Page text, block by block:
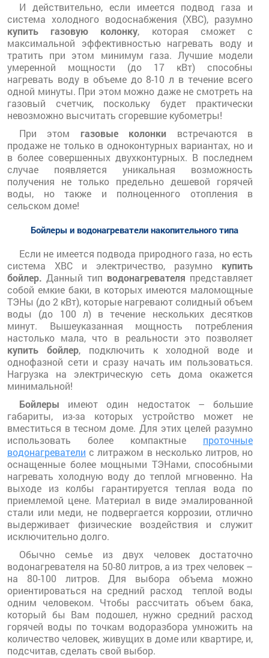
И действительно, если имеется подвод газа и
система холодного водоснабжения (ХВС), разумно
купить газовую колонку, которая сможет с
максимальной эффективностью нагревать воду и
тратить при этом минимум газа. Лучшие модели
умеренной мощности (до 17 кВт) способны
нагревать воду в объеме до 8-10 л в течение всего
одной минуты. При этом можно даже не смотреть на
газовый счетчик, поскольку будет практически
невозможно высчитать сгоревшие кубометры!
При этом газовые колонки встречаются в
продаже не только в одноконтурных вариантах, но и
в более совершенных двухконтурных. В последнем
случае появляется уникальная возможность
получения не только предельно дешевой горячей
воды, но также и полноценного отопления в
сельском доме!
Бойлеры и водонагреватели накопительного типа
Если не имеется подвода природного газа, но есть
система ХВС и электричество, разумно купить
бойлер. Данный тип водонагревателя представляет
собой емкие баки, в которых имеются маломощные
ТЭНы (до 2 кВт), которые нагревают солидный объем
воды (до 100 л) в течение нескольких десятков
минут. Вышеуказанная мощность потребления
настолько мала, что в реальности это позволяет
купить бойлер, подключить к холодной воде и
однофазной сети и сразу начать им пользоваться.
Нагрузка на электрическую сеть дома окажется
минимальной!
Бойлеры имеют один недостаток – большие
габариты, из-за которых устройство может не
вместиться в тесном доме. Для этих целей разумно
использовать более компактные проточные
водонагреватели с литражом в несколько литров, но
оснащенные более мощными ТЭНами, способными
нагревать холодную воду до теплой мгновенно. На
выходе из колбы гарантируется теплая вода по
приемлемой цене. Материал в виде эмалированной
стали или меди, не подвергается коррозии, отлично
выдерживает физические воздействия и служит
исключительно долго.
Обычно семье из двух человек достаточно
водонагревателя на 50-80 литров, а из трех человек –
на 80-100 литров. Для выбора объема можно
ориентироваться на средний расход теплой воды
одним человеком. Чтобы рассчитать объем бака,
который бы Вам подошел, нужно средний расход
горячей воды по точкам водоразбора умножить на
количество человек, живущих в доме или квартире, и,
подсчитав, сделать свой выбор.